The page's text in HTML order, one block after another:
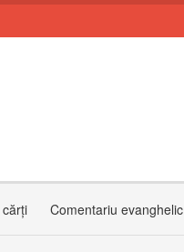
Comentariu evanghelic